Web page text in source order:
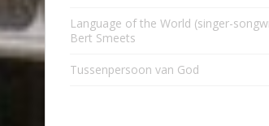
Language of the World (singer-
Bert Smeets
Tussenpersoon van God